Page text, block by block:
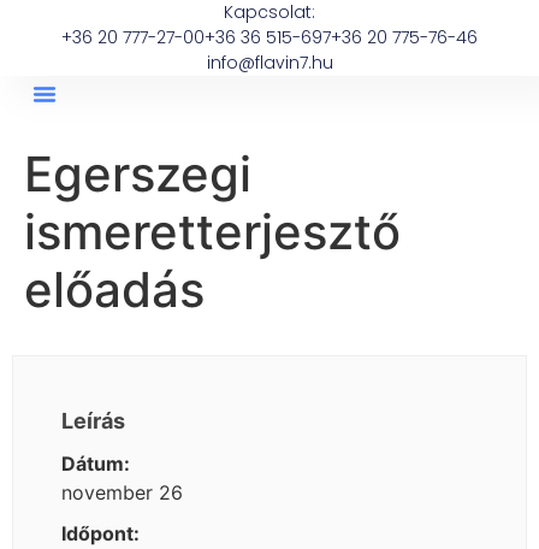
Kapcsolat:
+36 20 777-27-00+36 36 515-697+36 20 775-76-46
info@flavin7.hu
Egerszegi
ismeretterjesztő
előadás
Leírás
Dátum:
november 26
Időpont: